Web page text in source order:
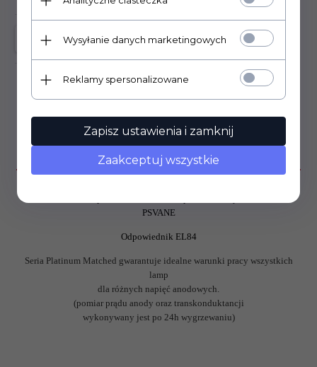
OPIS PRODUKTU
PSVANE
Odpowiednik EL84
Seria Platinum Matched gwarantuje idealne warunki pracy wszystkich
lamp
dla różnych napięć anodowych.
(pomiar prądu anody oraz transkonduktancji
wykonywany jest po 24h wygrzewaniu)
Wysyłanie danych marketingowych
Reklamy spersonalizowane
Zapisz ustawienia i zamknij
Zaakceptuj wszystkie